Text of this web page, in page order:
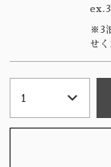
ex.3
※3
せく